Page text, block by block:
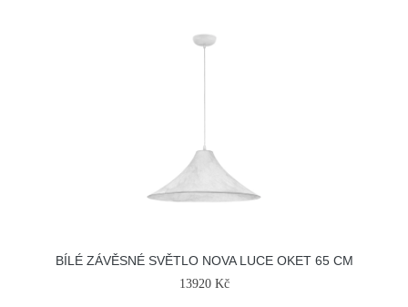
BÍLÉ ZÁVĚSNÉ SVĚTLO NOVA LUCE OKET 65 CM
13920 Kč